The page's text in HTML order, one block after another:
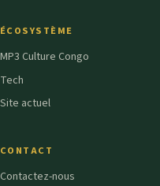
ÉCOSYSTÈME
MP3 Culture Congo
Tech
Site actuel
CONTACT
Contactez-nous